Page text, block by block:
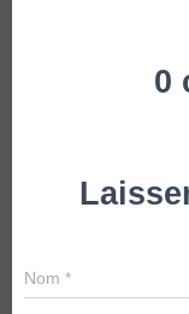
0
Nom *